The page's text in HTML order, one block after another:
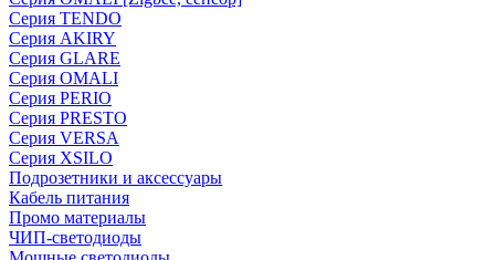
Серия TENDO
Серия AKIRY
Серия GLARE
Серия OMALI
Серия PERIO
Серия PRESTO
Серия VERSA
Серия XSILO
Подрозетники и аксессуары
Кабель питания
Промо материалы
ЧИП-светодиоды